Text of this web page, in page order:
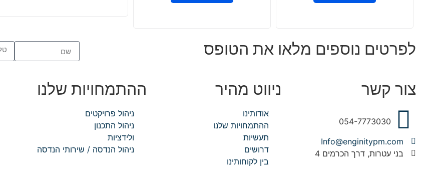
לפרטים נוספים מלאו את הטופס
צור קשר
054-7773030
Info@enginitypm.com
בני עטרות, דרך הכרמים 4
ניווט מהיר
אודותינו
ההתמחויות שלנו
תעשיות
דרושים
בין לקוחותינו
ההתמחויות שלנו
ניהול פרויקטים
ניהול התכנון
ולידציות
ניהול הנדסה / שירותי הנדסה